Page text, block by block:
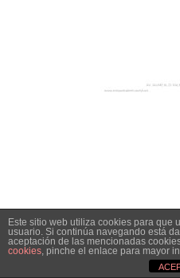
Este sitio web utiliza cookies para que
usuario. Si continúa navegando está
aceptación de las mencionadas
cookies, pinche el enlace para mayor